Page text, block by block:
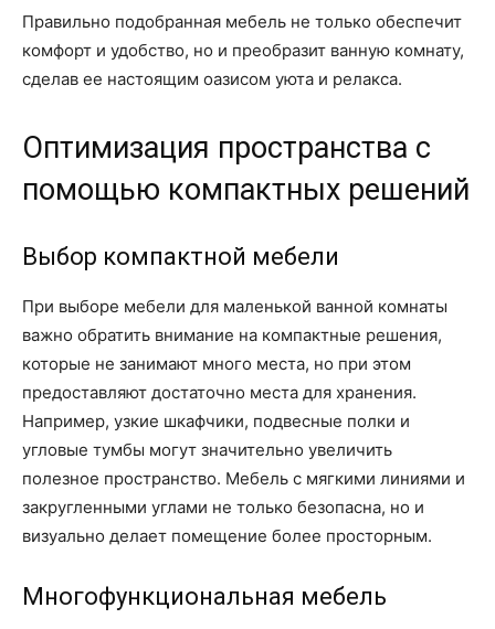
Правильно подобранная мебель не только обеспечит
комфорт и удобство, но и преобразит ванную комнату,
сделав ее настоящим оазисом уюта и релакса.
Оптимизация пространства с
помощью компактных решений
Выбор компактной мебели
При выборе мебели для маленькой ванной комнаты
важно обратить внимание на компактные решения,
которые не занимают много места, но при этом
предоставляют достаточно места для хранения.
Например, узкие шкафчики, подвесные полки и
угловые тумбы могут значительно увеличить
полезное пространство. Мебель с мягкими линиями и
закругленными углами не только безопасна, но и
визуально делает помещение более просторным.
Многофункциональная мебель